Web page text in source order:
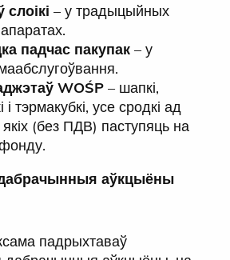
– у традыцыйных
падчас пакупак – у
WOŚP – шапкі,
і тэрмакубкі, усе сродкі ад
(без ПДВ) паступяць на
аўкцыёны
падрыхтаваў